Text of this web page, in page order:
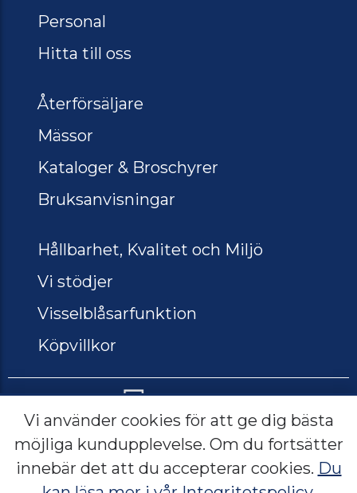
Personal
Hitta till oss
Återförsäljare
Mässor
Kataloger & Broschyrer
Bruksanvisningar
Hållbarhet, Kvalitet och Miljö
Vi stödjer
Visselblåsarfunktion
Köpvillkor
Lerbacksgatan 2, 571 38 Nässjö
Sverige
Vi använder cookies för att ge dig bästa
möjliga kundupplevelse. Om du fortsätter
innebär det att du accepterar cookies. Du